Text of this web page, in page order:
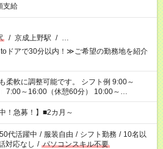
支給
/ 京成上野駅 / …
ドアで30分以内！≫ご希望の勤務地を紹介
整可能です。 シフト例 9:00～
7:00～16:00（休憩60分） 10:00～
で希
もう1つのお仕事の勤務時間の合計が 週40
！急募！】■2カ月～
代活躍中 / 服装自由 / シフト勤務 / 10名以
対応なし / パソコンスキル不要